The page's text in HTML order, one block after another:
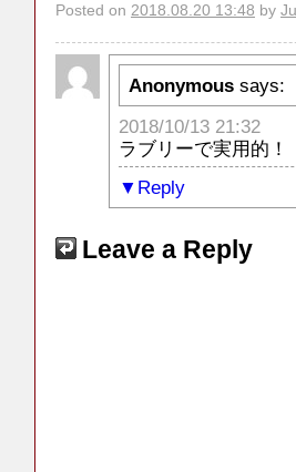
Posted on 2018.08.20 13:48 by
Anonymous says:
2018/10/13 21:32
ラブリーで実用的！
Reply
Leave a Reply